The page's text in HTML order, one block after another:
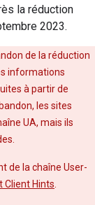
la réduction
2023.
de la réduction
informations
à partir de
les sites
UA, mais ils
de la chaîne User-
Client Hints